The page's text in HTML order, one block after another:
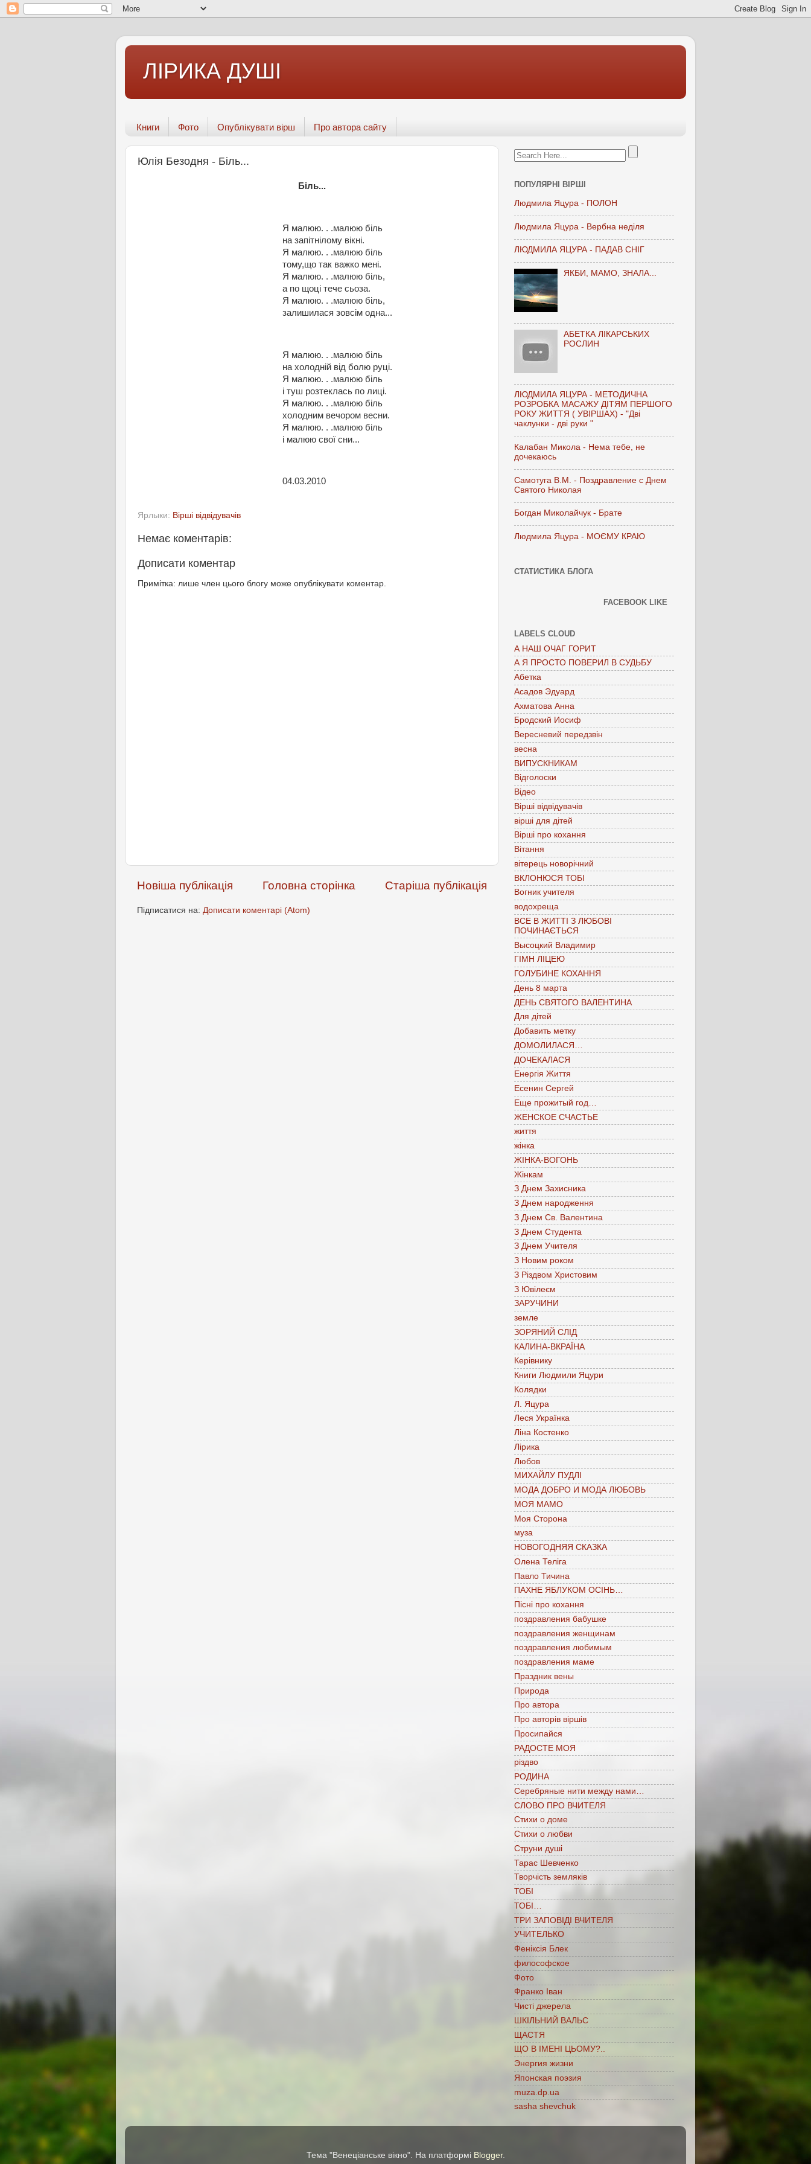
ЛІРИКА ДУШІ
Книги Фото Опублікувати вірш Про автора сайту
Юлія Безодня - Біль...
Біль...
Я малюю. . .малюю біль
на запітнілому вікні.
Я малюю. . .малюю біль
тому,що так важко мені.
Я малюю. . .малюю біль,
а по щоці тече сьоза.
Я малюю. . .малюю біль,
залишилася зовсім одна...
Я малюю. . .малюю біль
на холодній від болю руці.
Я малюю. . .малюю біль
і туш розтеклась по лиці.
Я малюю. . .малюю біль
холодним вечором весни.
Я малюю. . .малюю біль
і малюю свої сни...
04.03.2010
Ярлыки: Вірші відвідувачів
Немає коментарів:
Дописати коментар
Примітка: лише член цього блогу може опублікувати коментар.
Новіша публікація Старіша публікація
Головна сторінка
Підписатися на: Дописати коментарі (Atom)
ПОПУЛЯРНІ ВІРШІ
Людмила Яцура - ПОЛОН
Людмила Яцура - Вербна неділя
ЛЮДМИЛА ЯЦУРА - ПАДАВ СНІГ
ЯКБИ, МАМО, ЗНАЛА...
АБЕТКА ЛІКАРСЬКИХ
РОСЛИН
ЛЮДМИЛА ЯЦУРА - МЕТОДИЧНА
РОЗРОБКА МАСАЖУ ДІТЯМ ПЕРШОГО
РОКУ ЖИТТЯ ( УВІРШАХ) - "Дві
чаклунки - дві руки "
Калабан Микола - Нема тебе, не
дочекаюсь
Самотуга В.М. - Поздравление с Днем
Святого Николая
Богдан Миколайчук - Брате
Людмила Яцура - МОЄМУ КРАЮ
СТАТИСТИКА БЛОГА
FACEBOOK LIKE
LABELS CLOUD
А НАШ ОЧАГ ГОРИТ
А Я ПРОСТО ПОВЕРИЛ В СУДЬБУ
Абетка
Асадов Эдуард
Ахматова Анна
Бродский Иосиф
Вересневий передзвін
весна
ВИПУСКНИКАМ
Відголоски
Відео
Вірші відвідувачів
вірші для дітей
Вірші про кохання
Вітання
вітерець новорічний
ВКЛОНЮСЯ ТОБІ
Вогник учителя
водохреща
ВСЕ В ЖИТТІ З ЛЮБОВІ
ПОЧИНАЄТЬСЯ
Высоцкий Владимир
ГІМН ЛІЦЕЮ
ГОЛУБИНЕ КОХАННЯ
День 8 марта
ДЕНЬ СВЯТОГО ВАЛЕНТИНА
Для дітей
Добавить метку
ДОМОЛИЛАСЯ…
ДОЧЕКАЛАСЯ
Енергія Життя
Есенин Сергей
Еще прожитый год…
ЖЕНСКОЕ СЧАСТЬЕ
життя
жінка
ЖІНКА-ВОГОНЬ
Жінкам
З Днем Захисника
З Днем народження
З Днем Св. Валентина
З Днем Студента
З Днем Учителя
З Новим роком
З Різдвом Христовим
З Ювілеєм
ЗАРУЧИНИ
земле
ЗОРЯНИЙ СЛІД
КАЛИНА-ВКРАЇНА
Керівнику
Книги Людмили Яцури
Колядки
Л. Яцура
Леся Українка
Ліна Костенко
Лірика
Любов
МИХАЙЛУ ПУДЛІ
МОДА ДОБРО И МОДА ЛЮБОВЬ
МОЯ МАМО
Моя Сторона
муза
НОВОГОДНЯЯ СКАЗКА
Олена Теліга
Павло Тичина
ПАХНЕ ЯБЛУКОМ ОСІНЬ…
Пісні про кохання
поздравления бабушке
поздравления женщинам
поздравления любимым
поздравления маме
Праздник вены
Природа
Про автора
Про авторів віршів
Просипайся
РАДОСТЕ МОЯ
різдво
РОДИНА
Серебряные нити между нами…
СЛОВО ПРО ВЧИТЕЛЯ
Стихи о доме
Стихи о любви
Струни душі
Тарас Шевченко
Творчість земляків
ТОБІ
ТОБІ…
ТРИ ЗАПОВІДІ ВЧИТЕЛЯ
УЧИТЕЛЬКО
Феніксія Блек
философское
Фото
Франко Іван
Чисті джерела
ШКІЛЬНИЙ ВАЛЬС
ЩАСТЯ
ЩО В ІМЕНІ ЦЬОМУ?..
Энергия жизни
Японская поэзия
muza.dp.ua
sasha shevchuk
Тема "Венеціанське вікно". На платформі Blogger.